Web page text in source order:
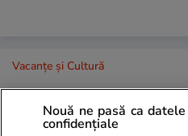
Vacanțe și Cultură
Ce să iei cu tine în
Nouă ne pasă ca
confidențiale